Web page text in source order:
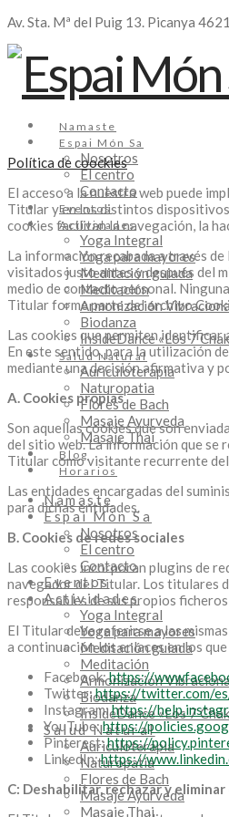
Av. Sta. Mª del Puig 13. Picanya
Namaste
Espai Món Sa
Nosotros
El centro
Contacto
Eventos
Actividades
Yoga Integral
Yoga para mayores
Meditación guiada
Meditación
Armonización
Biodanza
InsideDance «Los 7
Salud Natural
Auriculoterapia
Naturopatia
Flores de Bach
Masaje Ayurveda
Masaje Thai
Blog
Horarios
Namaste
Espai Món Sa
Nosotros
El centro
Contacto
Eventos
Actividades
Yoga Integral
Yoga para mayores
Meditación guiada
Meditación
Armonización
Biodanza
InsideDance «Los 7
Salud Natural
Auriculoterapia
Naturopatia
Flores de Bach
Masaje Ayurveda
Masaje Thai
Política de coockies
El acceso a la nuestra web puede
Titular y en los distintos
cookies facilitan la navegación, la
La información recabada a través
visitados justo antes y después del
medio de contacto personal.
Titular forme parte del archivo
Las cookies que permiten identificar
En este sentido, para la utilización
mediante una decisión afirmativa y
A. Cookies propias
Son aquellas cookies que son
del sitio web. La información que se
Titular como visitante recurrente
Las entidades encargadas del
para dichas entidades.
B. Cookies de redes sociales
Las cookies incorporan plugins de
navegador del Titular. Los titulares
responsables de sus propios
El Titular debe referirse a las
a continuación los enlaces en los
Facebook:https://
Twitter:https://twitter.com/
Instagram:https://
YouTube:https://
Pinterest:https://
LinkedIn:https://
C: Deshabilitar, rechazar y